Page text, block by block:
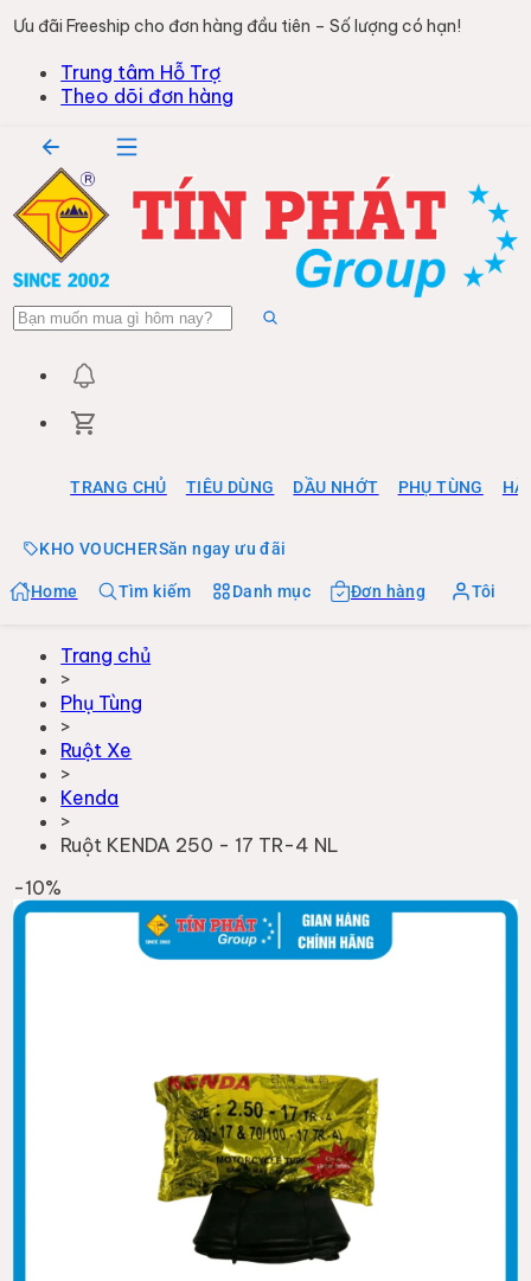
Ưu đãi Freeship cho đơn hàng đầu tiên – Số lượng có hạn!
Trung tâm Hỗ Trợ
Theo dõi đơn hàng
TRANG CHỦ TIÊU DÙNG DẦU NHỚT PHỤ TÙNG
KHO VOUCHERSăn ngay ưu đãi
Home Tìm kiếm Danh mục Đơn hàng Tôi
Trang chủ
>
Phụ Tùng
>
Ruột Xe
>
Kenda
>
Ruột KENDA 250 - 17 TR-4 NL
-10%